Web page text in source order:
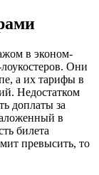
в эконом-
Они
а их тарифы в
Недостатком
доплаты за
в
билета
превысить, то